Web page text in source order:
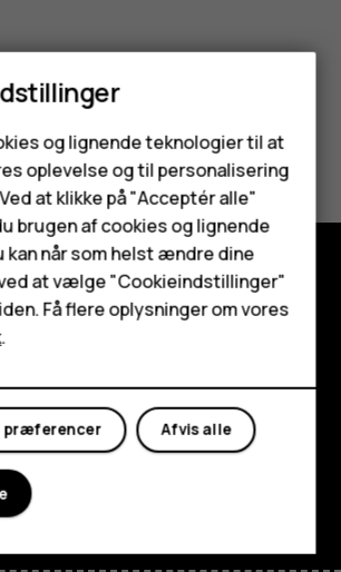
telefoner
M
var nyttigt?
og lignende teknologier til at
oplevelse og til personalisering
at klikke på "Acceptér alle"
brugen af cookies og lignende
kan når som helst ændre dine
at vælge "Cookieindstillinger"
Få flere oplysninger om vores
.
Afvis alle
præferencer